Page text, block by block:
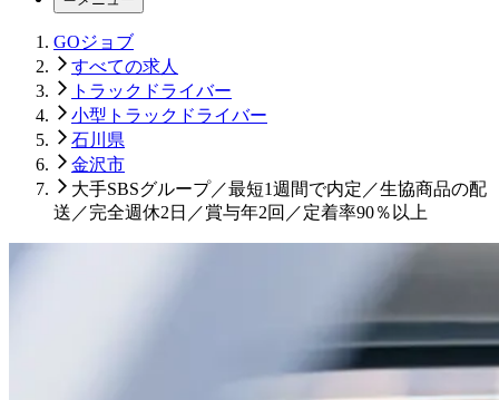
GOジョブ
すべての求人
トラックドライバー
小型トラックドライバー
石川県
金沢市
大手SBSグループ／最短1週間で内定／生協商品の配
送／完全週休2日／賞与年2回／定着率90％以上